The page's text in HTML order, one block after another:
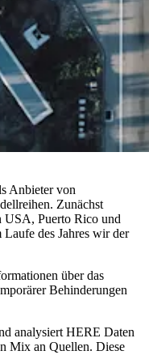
Anbieter von
Zunächst
USA, Puerto Rico und
Laufe des Jahres wir der
über das
Behinderungen
analysiert HERE Daten
Mix an Quellen. Diese